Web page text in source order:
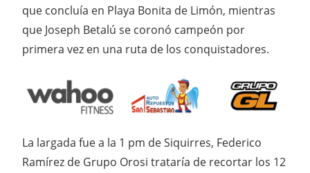
que concluía en Playa Bonita de Limón, mientras
que Joseph Betalú se coronó campeón por
primera vez en una ruta de los conquistadores.
La largada fue a la 1 pm de Siquirres, Federico
Ramírez de Grupo Orosi trataría de recortar los 12